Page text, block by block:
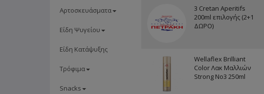
Αρτοσκευάσματα
Είδη Ψυγείου
Είδη Κατάψυξης
Τρόφιμα
Snacks
3 Cretan Aperitifs
200ml επιλογής (2+1
ΔΩΡΟ)
Wellaflex Brilliant
Color Λακ Μαλλιών
Strong No3 250ml